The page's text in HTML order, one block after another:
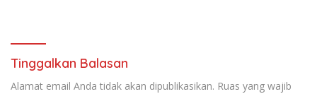
Tinggalkan Balasan
Alamat email Anda tidak akan dipublikasikan. Ruas yang wajib